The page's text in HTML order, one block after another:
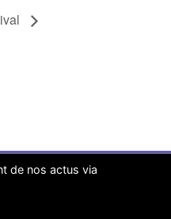
de nos actus via